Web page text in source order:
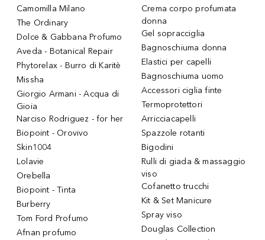
Camomilla Milano
The Ordinary
Dolce & Gabbana Profumo
Aveda - Botanical Repair
Phytorelax - Burro di Karitè
Missha
Giorgio Armani - Acqua di
Gioia
Narciso Rodriguez - for her
Biopoint - Orovivo
Skin1004
Lolavie
Orebella
Biopoint - Tinta
Burberry
Tom Ford Profumo
Afnan profumo
Crema corpo profumata
donna
Gel sopracciglia
Bagnoschiuma donna
Elastici per capelli
Bagnoschiuma uomo
Accessori ciglia finte
Termoprotettori
Arricciacapelli
Spazzole rotanti
Bigodini
Rulli di giada & massaggio
viso
Cofanetto trucchi
Kit & Set Manicure
Spray viso
Douglas Collection